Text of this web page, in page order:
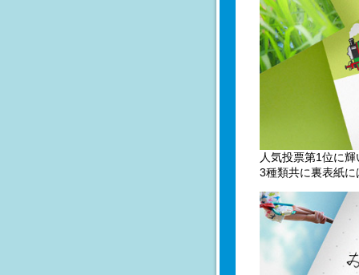
人気投票第1位に
3種類共に裏表紙